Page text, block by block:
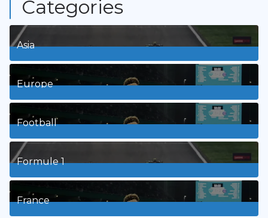
Categories
Asia
1Posts
Europe
3Posts
Football
8Posts
Formule 1
3Posts
France